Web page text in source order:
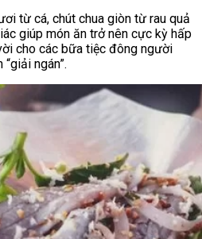
từ cá, chút chua giòn từ rau quả
giúp món ăn trở nên cực kỳ hấp
cho các bữa tiệc đông người
ngán”.